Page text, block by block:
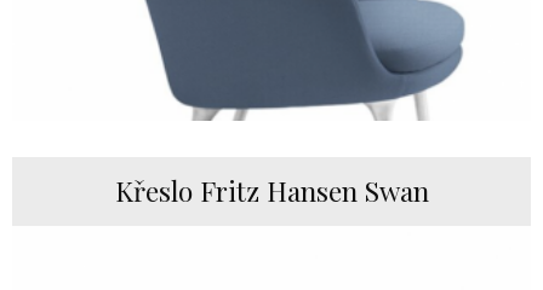
Křeslo Fritz Hansen Swan